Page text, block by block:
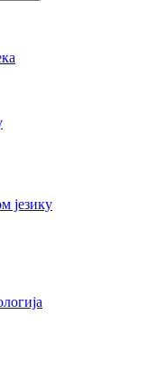
језику